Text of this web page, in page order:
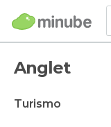
Anglet
turismo